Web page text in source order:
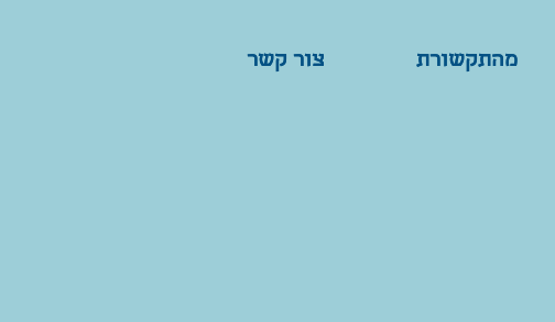
מהתקשורת צור קשר מהתקשורת צור קשר